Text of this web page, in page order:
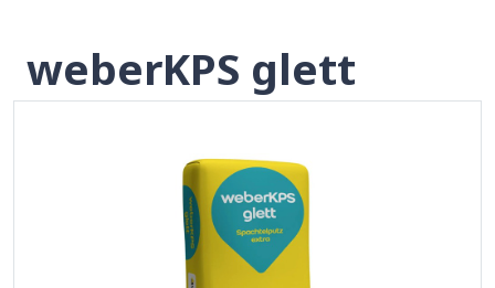
weberKPS glett